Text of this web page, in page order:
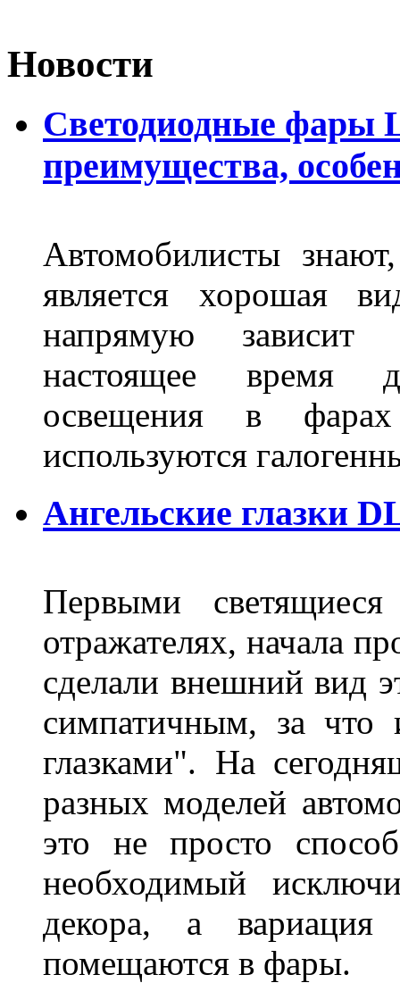
Новости
Светодиодные фары
преимущества,
Автомобилисты
является хорошая
напрямую зависит
настоящее время
освещения в
используются
Ангельские глазки
Первыми
отражателях, начала
сделали внешний вид
симпатичным, за что
глазками". На
разных моделей
это не просто
необходимый
декора, а вариация
помещаются в фары.